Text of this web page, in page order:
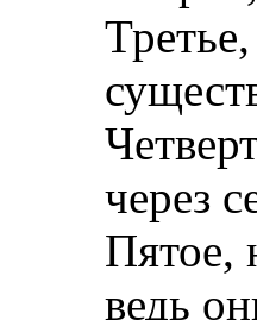
через
Пятое,
ведь